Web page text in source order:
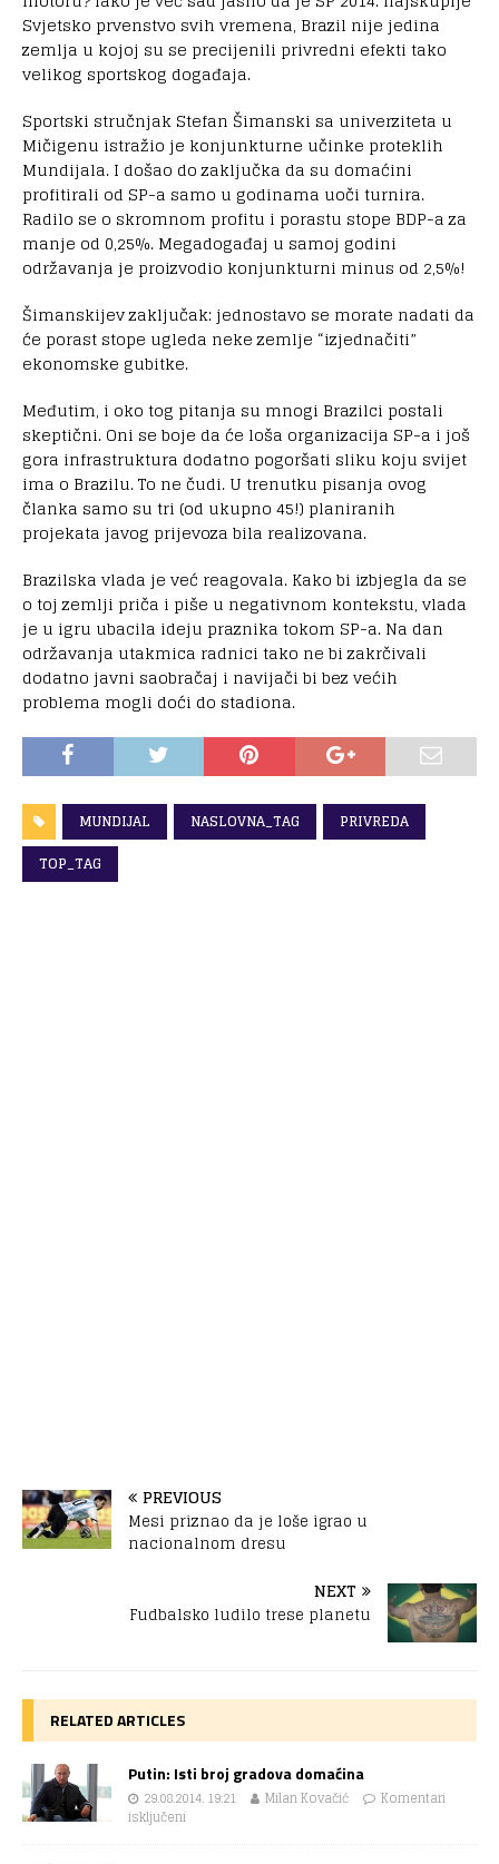
Svjetsko prvenstvo svih vremena, Brazil nije jedina
zemlja u kojoj su se precijenili privredni efekti tako
velikog sportskog događaja.
Sportski stručnjak Stefan Šimanski sa univerziteta u
Mičigenu istražio je konjunkturne učinke proteklih
Mundijala. I došao do zaključka da su domaćini
profitirali od SP-a samo u godinama uoči turnira.
Radilo se o skromnom profitu i porastu stope BDP-a za
manje od 0,25%. Megadogađaj u samoj godini
održavanja je proizvodio konjunkturni minus od 2,5%!
Šimanskijev zaključak: jednostavo se morate nadati da
će porast stope ugleda neke zemlje “izjednačiti”
ekonomske gubitke.
Međutim, i oko tog pitanja su mnogi Brazilci postali
skeptični. Oni se boje da će loša organizacija SP-a i još
gora infrastruktura dodatno pogoršati sliku koju svijet
ima o Brazilu. To ne čudi. U trenutku pisanja ovog
članka samo su tri (od ukupno 45!) planiranih
projekata javog prijevoza bila realizovana.
Brazilska vlada je već reagovala. Kako bi izbjegla da se
o toj zemlji priča i piše u negativnom kontekstu, vlada
je u igru ubacila ideju praznika tokom SP-a. Na dan
održavanja utakmica radnici tako ne bi zakrčivali
dodatno javni saobračaj i navijači bi bez većih
problema mogli doći do stadiona.
MUNDIJAL NASLOVNA_TAG
PRIVREDA
TOP_TAG
PREVIOUS
Mesi priznao da je loše igrao u
nacionalnom dresu
NEXT
Fudbalsko ludilo trese planetu
RELATED ARTICLES
Putin: Isti broj gradova domaćina
29.08.2014. 19:21 Milan Kovačić
Komentari
isključeni